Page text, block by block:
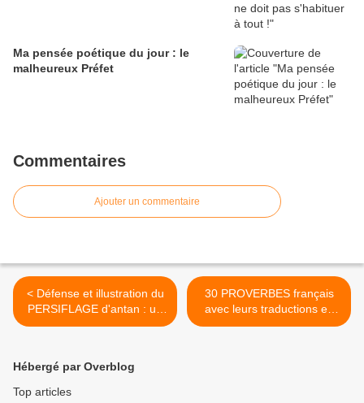
Ma pensée poétique du jour : le
malheureux Préfet
Commentaires
Ajouter un commentaire
< Défense et illustration du
PERSIFLAGE d'antan : un
texte, des citations et une
30 PROVERBES français
avec leurs traductions en
anglais, et
Hébergé par Overblog
Top articles